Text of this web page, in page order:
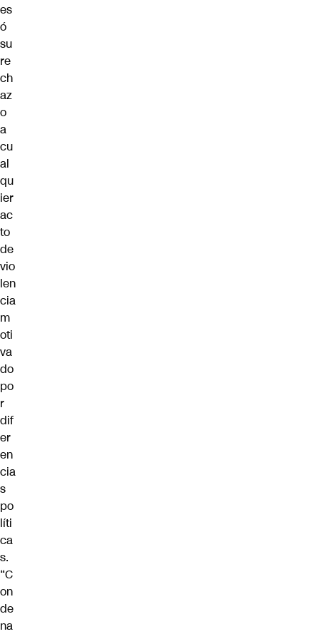
es
ó
su
re
ch
az
o
a
cu
al
qu
ier
ac
to
de
vio
len
cia
m
oti
va
do
po
r
dif
er
en
cia
s
po
líti
ca
s.
“C
on
de
na